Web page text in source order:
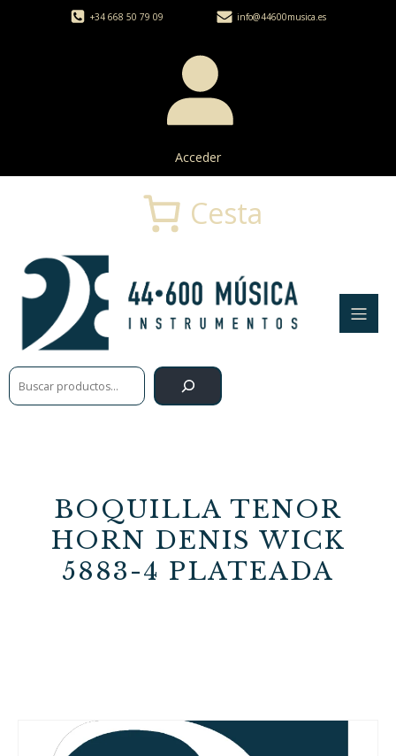
+34 668 50 79 09 info@44600musica.es
Acceder
Buscar
Cesta
BOQUILLA TENOR
HORN DENIS WICK
5883-4 PLATEADA